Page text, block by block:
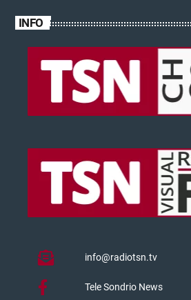
INFO
info@radiotsn.tv
Tele Sondrio News